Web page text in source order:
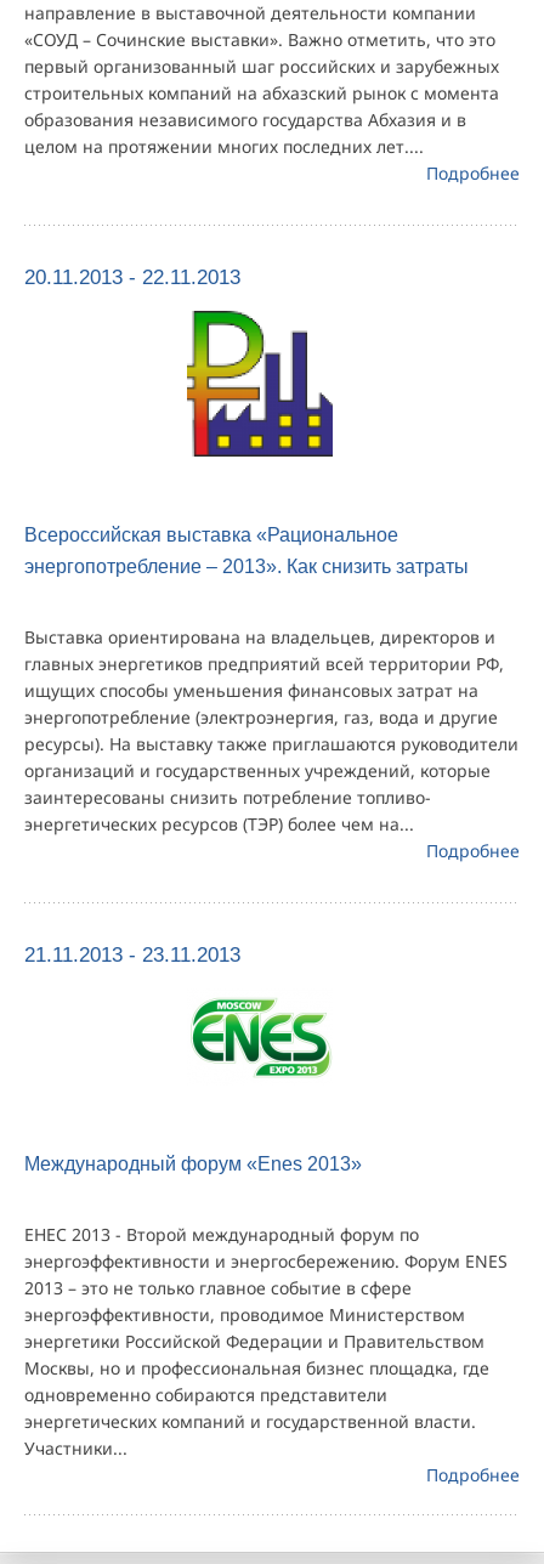
направление в выставочной деятельности компании
«СОУД – Сочинские выставки». Важно отметить, что это
первый организованный шаг российских и зарубежных
строительных компаний на абхазский рынок с момента
образования независимого государства Абхазия и в
целом на протяжении многих последних лет....
Подробнее
20.11.2013 - 22.11.2013
Всероссийская выставка «Рациональное
энергопотребление – 2013». Как снизить затраты
Выставка ориентирована на владельцев, директоров и
главных энергетиков предприятий всей территории РФ,
ищущих способы уменьшения финансовых затрат на
энергопотребление (электроэнергия, газ, вода и другие
ресурсы). На выставку также приглашаются руководители
организаций и государственных учреждений, которые
заинтересованы снизить потребление топливо-
энергетических ресурсов (ТЭР) более чем на...
Подробнее
21.11.2013 - 23.11.2013
Международный форум «Enes 2013»
ЕНЕС 2013 - Второй международный форум по
энергоэффективности и энергосбережению. Форум ENES
2013 – это не только главное событие в сфере
энергоэффективности, проводимое Министерством
энергетики Российской Федерации и Правительством
Москвы, но и профессиональная бизнес площадка, где
одновременно собираются представители
энергетических компаний и государственной власти.
Участники...
Подробнее